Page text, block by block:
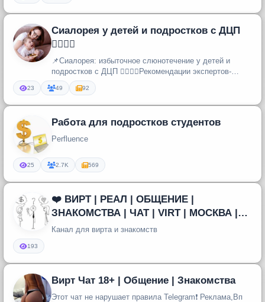
Сиалорея у детей и подростков с ДЦП
👨‍⚕️👩‍⚕️
📌Сиалорея: избыточное слюнотечение у детей и
подростков с ДЦП 👨‍⚕️👩‍⚕️Рекомендации экспертов-
реабилитологов 📃Все о лечен...
23 49 92
Работа для подростков студентов
Perfluence
25 2.7K 569
❤️ ВИРТ | РЕАЛ | ОБЩЕНИЕ |
ЗНАКОМСТВА | ЧАТ | VIRT | МОСКВА |
Питер
Канал для вирта и знакомств
193
Вирт Чат 18+ | Общение | Знакомства
Этот чат не нарушает правила Telegram❗️ Реклама,Вп